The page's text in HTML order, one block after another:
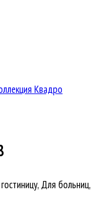
Квадро
Для больниц,